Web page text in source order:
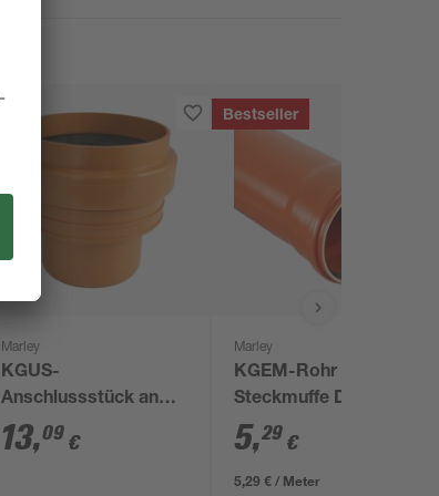
Marley
KGUS-
Anschlussstück an
Steinzeug Spitzende
DN 110
13,09 €
Bestseller
Marley
KGEM-Rohr mit
Steckmuffe DN 110
100 cm
5,29 €
5,29 € / Meter